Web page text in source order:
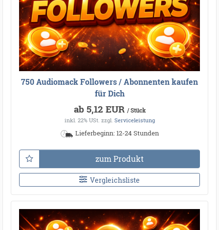
750 Audiomack Followers / Abonnenten kaufen
für Dich
ab 5,12 EUR / Stück
inkl. 22% USt. zzgl. Serviceleistung
Lieferbeginn: 12-24 Stunden
zum Produkt
Vergleichsliste